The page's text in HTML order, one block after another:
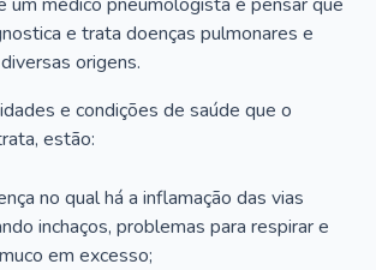
e trata doenças pulmonares e
origens.
e condições de saúde que o
estão:
no qual há a inflamação das vias
inchaços, problemas para respirar e
em excesso;